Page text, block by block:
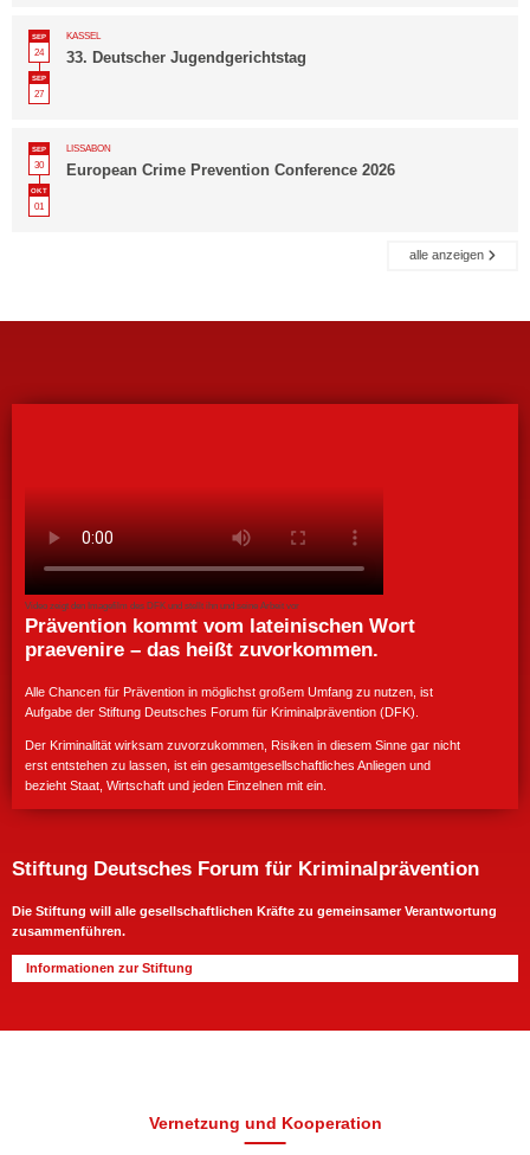
SEP
24
SEP
27
KASSEL
33. Deutscher Jugendgerichtstag
SEP
30
OKT
01
LISSABON
European Crime Prevention Conference 2026
alle anzeigen
Video zeigt den Imagefilm des DFK und stellt ihn und seine Arbeit vor
Prävention kommt vom lateinischen Wort
praevenire – das heißt zuvorkommen.
Alle Chancen für Prävention in möglichst großem Umfang zu nutzen, ist
Aufgabe der Stiftung Deutsches Forum für Kriminalprävention (DFK).
Der Kriminalität wirksam zuvorzukommen, Risiken in diesem Sinne gar nicht
erst entstehen zu lassen, ist ein gesamtgesellschaftliches Anliegen und
bezieht Staat, Wirtschaft und jeden Einzelnen mit ein.
Stiftung Deutsches Forum für Kriminalprävention
Die Stiftung will alle gesellschaftlichen Kräfte zu gemeinsamer Verantwortung
zusammenführen.
Informationen zur Stiftung
Vernetzung und Kooperation